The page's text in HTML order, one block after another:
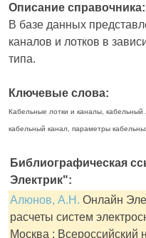
Описание справочника:
В базе данных
каналов и лотков в
типа.
Ключевые слова:
Кабельные лотки и каналы, кабельный
кабельный канал, параметры
Библиографическая
Электрик":
Алюнов, А.Н. Онлайн
расчеты систем
Москва : Всероссийский